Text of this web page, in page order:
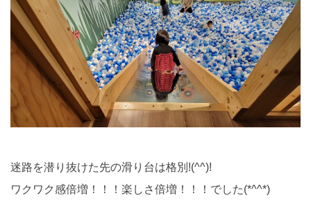
迷路を潜り抜けた先の滑り台は格別!(^^)!
ワクワク感倍増！！！楽しさ倍増！！！でした(*^^*)